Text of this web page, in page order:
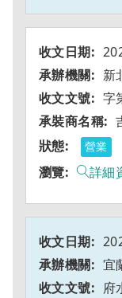
新
字
營業
詳細
宜
府